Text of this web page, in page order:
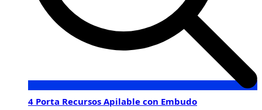
4 Porta Recursos Apilable con Embudo